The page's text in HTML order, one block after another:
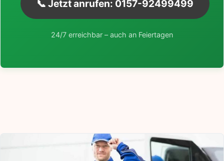
📞 Jetzt anrufen: 0157-92499499
24/7 erreichbar – auch an Feiertagen